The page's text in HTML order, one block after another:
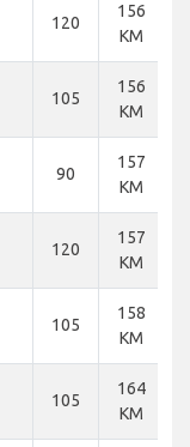
120
156
KM
105
156
KM
90
157
KM
120
157
KM
105
158
KM
105
164
KM